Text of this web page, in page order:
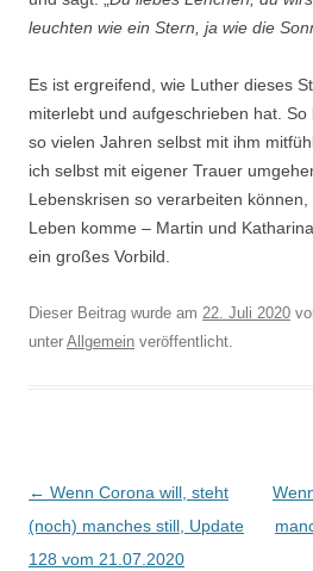
leuchten wie ein Stern, ja wie die
Es ist ergreifend, wie Luther dieses
miterlebt und aufgeschrieben hat.
so vielen Jahren selbst mit ihm
ich selbst mit eigener Trauer
Lebenskrisen so verarbeiten
Leben komme – Martin und
ein großes Vorbild.
Dieser Beitrag wurde am 22. Juli 2020
unter Allgemein veröffentlicht.
Beitragsnavigation
← Wenn Corona will, steht
(noch) manches still, Update
128 vom 21.07.2020